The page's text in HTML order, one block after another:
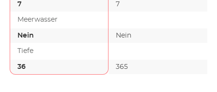
7 7
Meerwasser
Nein Nein
Tiefe
36 365